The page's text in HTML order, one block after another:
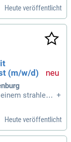
die Erstellung
Engine 5 u
Materialie
zu erziel
internation
unserer Visio
Heute veröffentlicht
(m/w/d)
strahlend
Techni
für glatte Hau
und Füße bis
+
Heute veröffentlicht